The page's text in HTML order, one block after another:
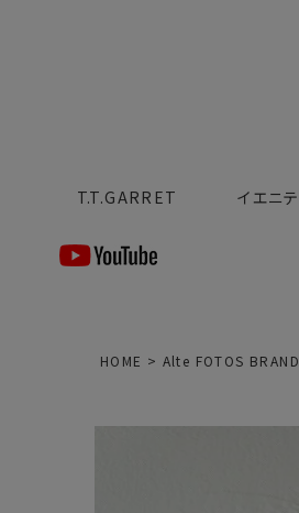
T.T.GARRET イエニテ
HOME Alte FOTOS BRAND